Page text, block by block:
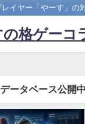
イヤー「やーす」の
格ゲーコ
ータベース公開中